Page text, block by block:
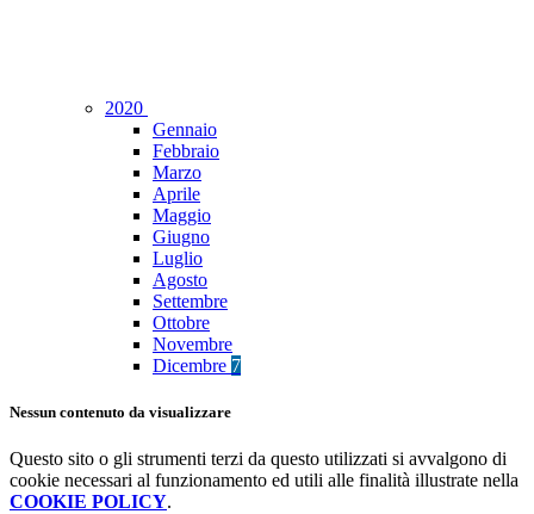
2020
Gennaio
Febbraio
Marzo
Aprile
Maggio
Giugno
Luglio
Agosto
Settembre
Ottobre
Novembre
Dicembre 7
Nessun contenuto da visualizzare
Questo sito o gli strumenti terzi da questo utilizzati si avvalgono di
cookie necessari al funzionamento ed utili alle finalità illustrate nella
COOKIE POLICY.